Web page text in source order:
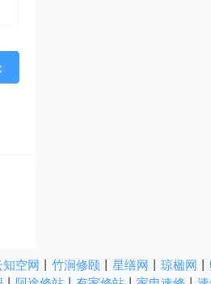
知空网 竹涧修颐 星缮网 琼楹网